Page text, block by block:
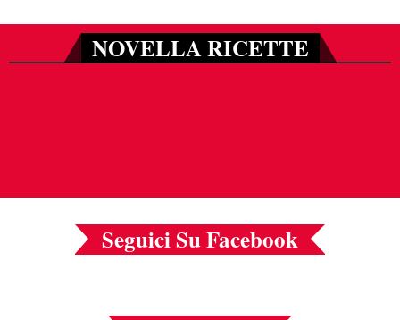
NOVELLA RICETTE
Seguici Su Facebook